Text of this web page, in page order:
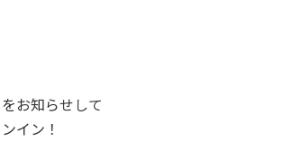
お知らせして
イン！